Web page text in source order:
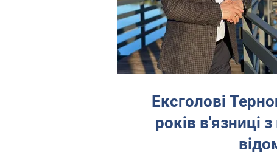
Ексголові
років в'язниці